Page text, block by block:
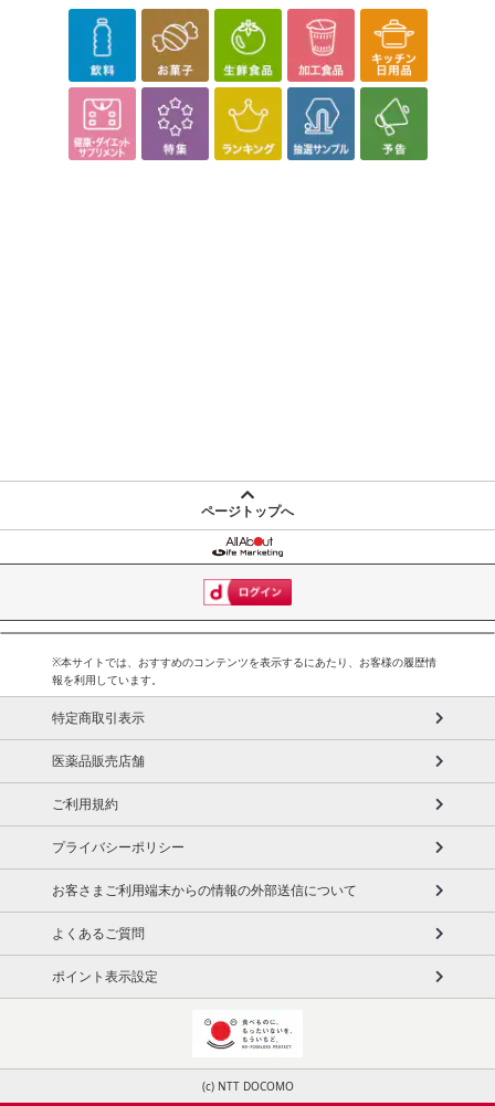
ページトップへ
※本サイトでは、おすすめのコンテンツを表示するにあたり、お客様の履歴情
報を利用しています。
特定商取引表示
医薬品販売店舗
ご利用規約
プライバシーポリシー
お客さまご利用端末からの情報の外部送信について
よくあるご質問
ポイント表示設定
(c) NTT DOCOMO